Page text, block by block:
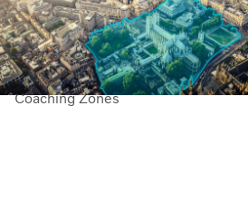
Volvo Coaching Zones is een extra
coachingzones kunt u de feedback
veeleisende weggedeelten.
Coaching Zones